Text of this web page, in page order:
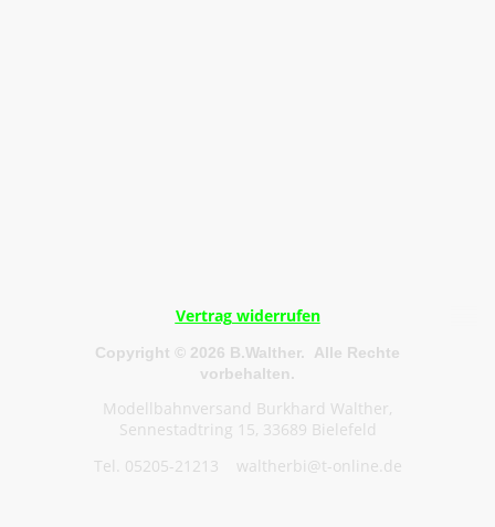
Vertrag widerrufen
Copyright © 2026 B.Walther. Alle Rechte
vorbehalten.
Modellbahnversand Burkhard Walther,
Sennestadtring 15, 33689 Bielefeld
Tel. 05205-21213 waltherbi@t-online.de